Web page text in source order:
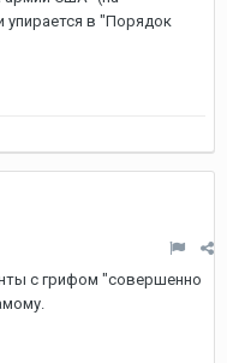
упирается в "Порядок
с грифом "совершенно